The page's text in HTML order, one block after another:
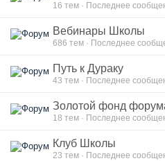
16 тем · Последнее
Вебинары Школы
686 тем · Последнее
Путь к Дураку
43 тем · Последнее
Золотой фонд
18 тем · Последнее
Клуб Школы
23 тем · Последнее